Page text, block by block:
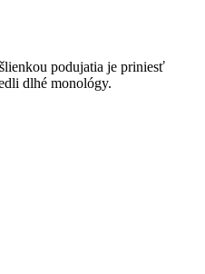
podujatia je priniesť
dlhé monológy.